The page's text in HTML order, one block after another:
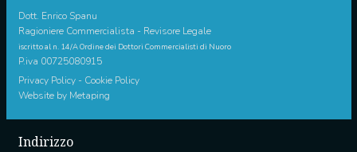
Dott. Enrico Spanu
Ragioniere Commercialista - Revisore Legale
iscritto al n. 14/A Ordine dei Dottori Commercialisti di Nuoro
P.iva 00725080915
Privacy Policy- Cookie Policy
Website by Metaping
Indirizzo